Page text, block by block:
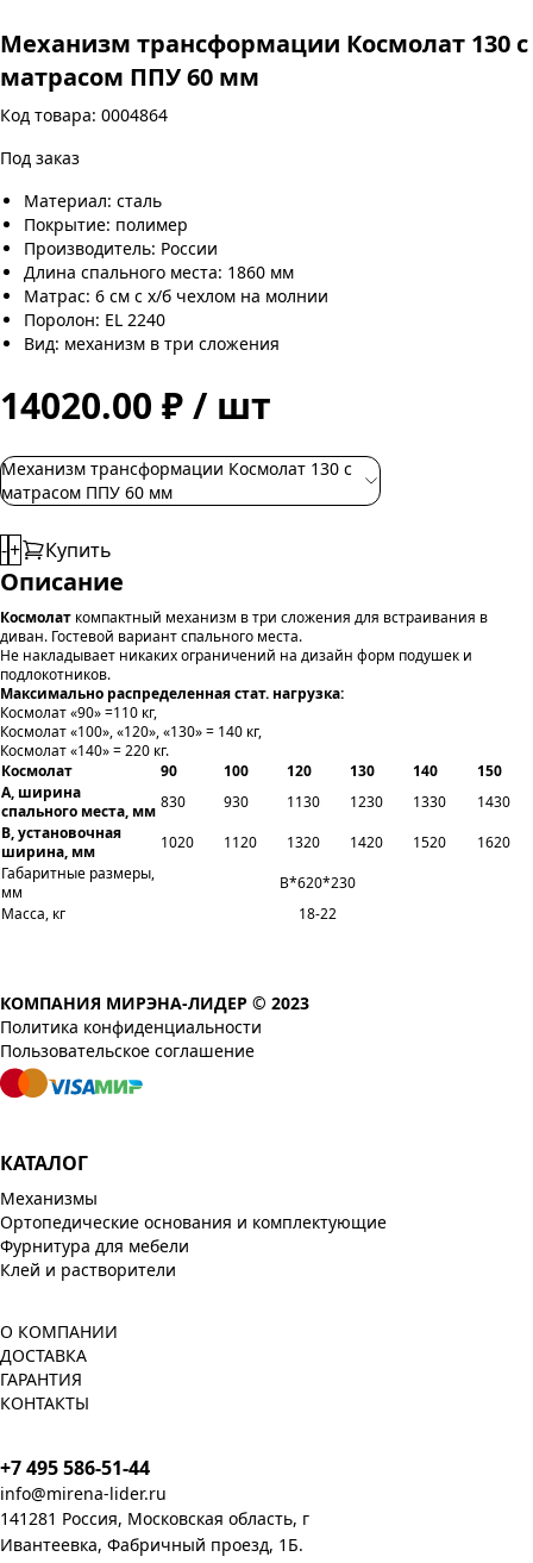
Механизм трансформации Космолат 130 с
матрасом ППУ 60 мм
Код товара: 0004864
Под заказ
Материал: сталь
Покрытие: полимер
Производитель: России
Длина спального места: 1860 мм
Матрас: 6 см с х/б чехлом на молнии
Поролон: EL 2240
Вид: механизм в три сложения
14020.00 ₽ / шт
Механизм трансформации Космолат 130 с
матрасом ППУ 60 мм
-+ Купить
Описание
Космолат компактный механизм в три сложения для встраивания в
диван. Гостевой вариант спального места.
Не накладывает никаких ограничений на дизайн форм подушек и
подлокотников.
Максимально распределенная стат. нагрузка:
Космолат «90» =110 кг,
Космолат «100», «120», «130» = 140 кг,
Космолат «140» = 220 кг.
Космолат
90 100 120 130 140
150
А, ширина
спального места, мм 830 930 1130 1230 1330
1430
В, установочная
ширина, мм
1020 1120 1320 1420 1520
1620
Габаритные размеры,
мм
B*620*230
Масса, кг
18-22
КОМПАНИЯ МИРЭНА-ЛИДЕР © 2023
Политика конфиденциальности
Пользовательское соглашение
КАТАЛОГ
Механизмы
Ортопедические основания и комплектующие
Фурнитура для мебели
Клей и растворители
О КОМПАНИИ
ДОСТАВКА
ГАРАНТИЯ
КОНТАКТЫ
+7 495 586-51-44
info@mirena-lider.ru
141281 Россия, Московская область, г
Ивантеевка, Фабричный проезд, 1Б.